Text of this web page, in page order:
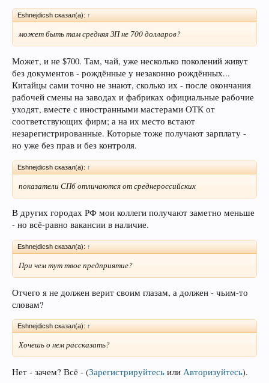
Eshnejdicsh сказал(а): ↑
может быть там средняя ЗП не 700 долларов?
Может, и не $700. Там, чай, уже несколько поколений живут
без документов - рождённые у незаконно рождённых...
Китайцы сами точно не знают, сколько их - после окончания
рабочей смены на заводах и фабриках официальные рабочие
уходят, вместе с иностранными мастерами ОТК от
соответствующих фирм; а на их место встают
незарегистрированные. Которые тоже получают зарплату -
но уже без прав и без контроля.
Eshnejdicsh сказал(а): ↑
показатели СПб отличаются от среднероссийских
В других городах РФ мои коллеги получают заметно меньше
- но всё-равно вакансии в наличие.
Eshnejdicsh сказал(а): ↑
При чем тут твое предприятие?
Отчего я не должен верит своим глазам, а должен - чьим-то
словам?
Eshnejdicsh сказал(а): ↑
Хочешь о нем рассказать?
Нет - зачем? Всё - (Зарегистрируйтесь или Авторизуйтесь).